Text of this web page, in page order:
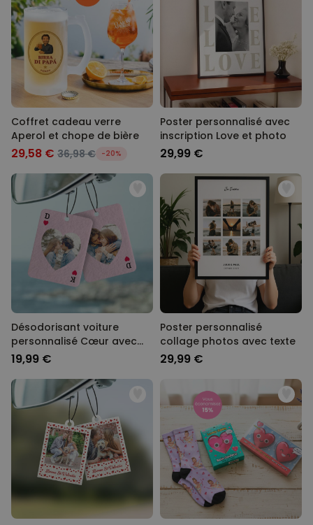
Coffret cadeau verre
Aperol et chope de bière
29,58 € 36,98 € -20%
Poster personnalisé avec
inscription Love et photo
29,99 €
Désodorisant voiture
personnalisé Cœur avec
photo
19,99 €
Poster personnalisé
collage photos avec texte
29,99 €